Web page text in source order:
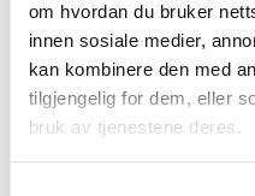
om hvordan du bruker
innen sosiale medier,
kan kombinere den med
tilgjengelig for dem, eller
bruk av tjenestene deres.
Resultat
Projektet Främja hälsosam
ska beskriva och jämföra
en sund tillväxt hos barn.